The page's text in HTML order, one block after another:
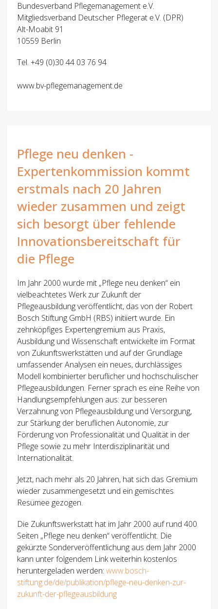
Bundesverband Pflegemanagement e.V.
Mitgliedsverband Deutscher Pflegerat e.V. (DPR)
Alt-Moabit 91
10559 Berlin
Tel. +49 (0)30 44 03 76 94
www.bv-pflegemanagement.de
Pflege neu denken -
Expertenkommission kommt
erstmals nach 20 Jahren
wieder zusammen und zeigt
sich besorgt über fehlende
Innovationsbereitschaft für
die Pflege
Im Jahr 2000 wurde mit „Pflege neu denken“ ein
vielbeachtetes Werk zur Zukunft der
Pflegeausbildung veröffentlicht, das von der Robert
Bosch Stiftung GmbH (RBS) initiiert wurde. Ein
zehnköpfiges Expertengremium aus Praxis,
Ausbildung und Wissenschaft entwickelte im Format
von Zukunftswerkstätten und auf der Grundlage
umfassender Analysen ein neues, durchlässiges
Modell kombinierter beruflicher und hochschulischer
Pflegeausbildungen. Ferner sprach es eine Reihe von
Handlungsempfehlungen aus: zur besseren
Verzahnung von Pflegeausbildung und Versorgung,
zur Stärkung der beruflichen Autonomie, zur
Förderung von Professionalität und Qualität in der
Pflege sowie zu mehr Interdisziplinarität und
Internationalität.
Jetzt, nach mehr als 20 Jahren, hat sich das Gremium
wieder zusammengesetzt und ein gemischtes
Resümee gezogen.
Die Zukunftswerkstatt hat im Jahr 2000 auf rund 400
Seiten „Pflege neu denken“ veröffentlicht. Die
gekürzte Sonderveröffentlichung aus dem Jahr 2000
kann unter folgendem Link weiterhin kostenlos
heruntergeladen werden: www.bosch-
stiftung.de/de/publikation/pflege-neu-denken-zur-
zukunft-der-pflegeausbildung